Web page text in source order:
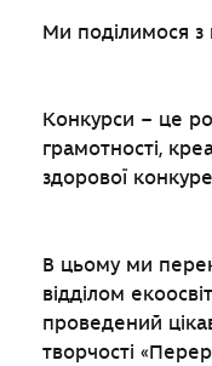
Ми поділимося з
Конкурси – це
грамотності,
здорової
В цьому ми
відділом
проведений
творчості